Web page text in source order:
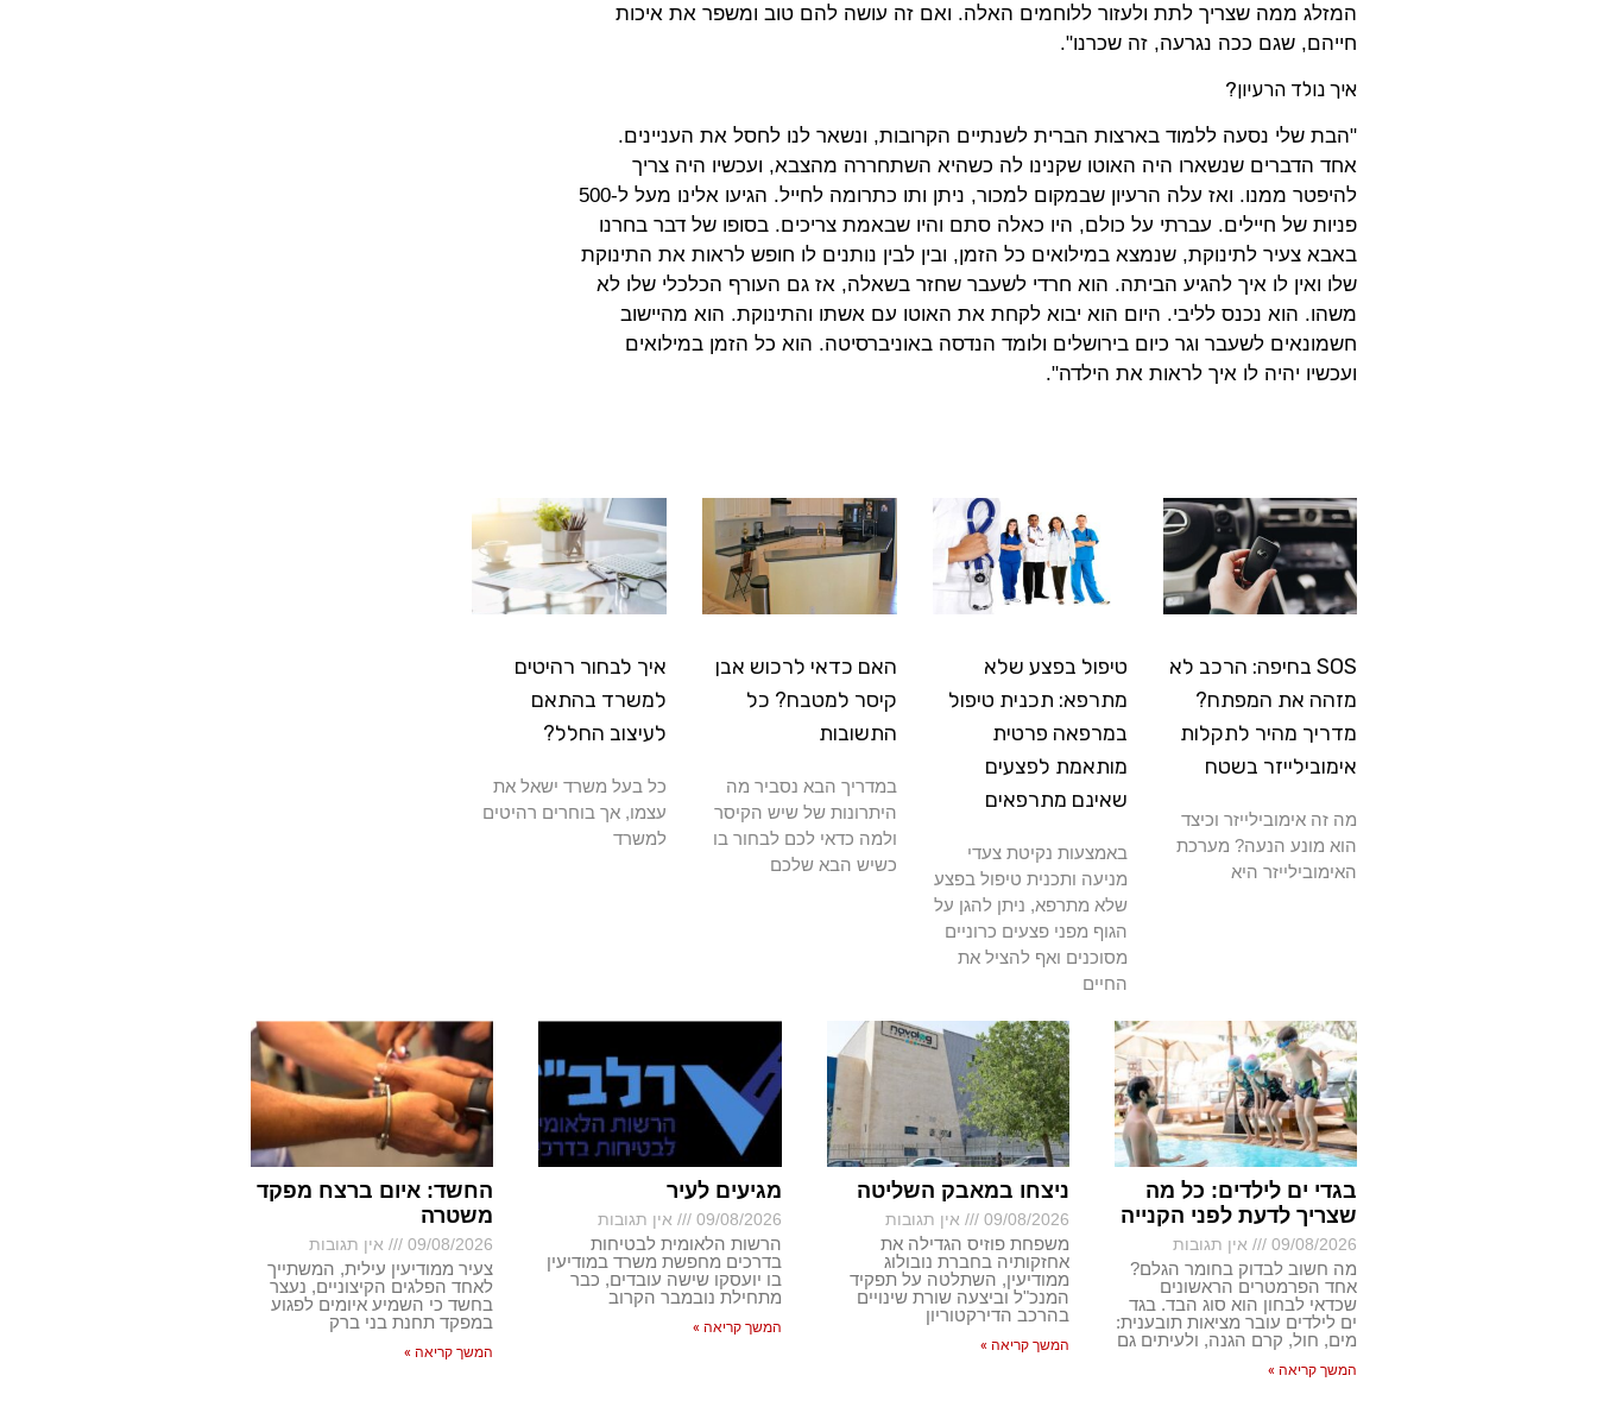
המזלג ממה שצריך לתת ולעזור ללוחמים האלה. ואם זה עושה להם טוב ומשפר את איכות
חייהם, שגם ככה נגרעה, זה שכרנו".
איך נולד הרעיון?
"הבת שלי נסעה ללמוד בארצות הברית לשנתיים הקרובות, ונשאר לנו לחסל את העניינים.
אחד הדברים שנשארו היה האוטו שקנינו לה כשהיא השתחררה מהצבא, ועכשיו היה צריך
להיפטר ממנו. ואז עלה הרעיון שבמקום למכור, ניתן ותו כתרומה לחייל. הגיעו אלינו מעל ל-500
פניות של חיילים. עברתי על כולם, היו כאלה סתם והיו שבאמת צריכים. בסופו של דבר בחרנו
באבא צעיר לתינוקת, שנמצא במילואים כל הזמן, ובין לבין נותנים לו חופש לראות את התינוקת
שלו ואין לו איך להגיע הביתה. הוא חרדי לשעבר שחזר בשאלה, אז גם העורף הכלכלי שלו לא
משהו. הוא נכנס לליבי. היום הוא יבוא לקחת את האוטו עם אשתו והתינוקת. הוא מהיישוב
חשמונאים לשעבר וגר כיום בירושלים ולומד הנדסה באוניברסיטה. הוא כל הזמן במילואים
ועכשיו יהיה לו איך לראות את הילדה".
SOS בחיפה: הרכב לא
מזהה את המפתח?
מדריך מהיר לתקלות
אימובילייזר בשטח
מה זה אימובילייזר וכיצד
הוא מונע הנעה? מערכת
האימובילייזר היא
טיפול בפצע שלא
מתרפא: תכנית טיפול
במרפאה פרטית
מותאמת לפצעים
שאינם מתרפאים
באמצעות נקיטת צעדי
מניעה ותכנית טיפול בפצע
שלא מתרפא, ניתן להגן על
הגוף מפני פצעים כרוניים
מסוכנים ואף להציל את
החיים
האם כדאי לרכוש אבן
קיסר למטבח? כל
התשובות
במדריך הבא נסביר מה
היתרונות של שיש הקיסר
ולמה כדאי לכם לבחור בו
כשיש הבא שלכם
איך לבחור רהיטים
למשרד בהתאם
לעיצוב החלל?
כל בעל משרד ישאל את
עצמו, אך בוחרים רהיטים
למשרד
בגדי ים לילדים: כל מה
שצריך לדעת לפני הקנייה
09/08/2026 אין תגובות
מה חשוב לבדוק בחומר הגלם?
אחד הפרמטרים הראשונים
שכדאי לבחון הוא סוג הבד. בגד
ים לילדים עובר מציאות תובענית:
מים, חול, קרם הגנה, ולעיתים גם
המשך קריאה »
ניצחו במאבק השליטה
09/08/2026 אין תגובות
משפחת פוזיס הגדילה את
אחזקותיה בחברת נובולוג
ממודיעין, השתלטה על תפקיד
המנכ"ל וביצעה שורת שינויים
בהרכב הדירקטוריון
המשך קריאה »
מגיעים לעיר
09/08/2026 אין תגובות
הרשות הלאומית לבטיחות
בדרכים מחפשת משרד במודיעין
בו יועסקו שישה עובדים, כבר
מתחילת נובמבר הקרוב
המשך קריאה »
החשד: איום ברצח מפקד
משטרה
09/08/2026 אין תגובות
צעיר ממודיעין עילית, המשתייך
לאחד הפלגים הקיצוניים, נעצר
בחשד כי השמיע איומים לפגוע
במפקד תחנת בני ברק
המשך קריאה »